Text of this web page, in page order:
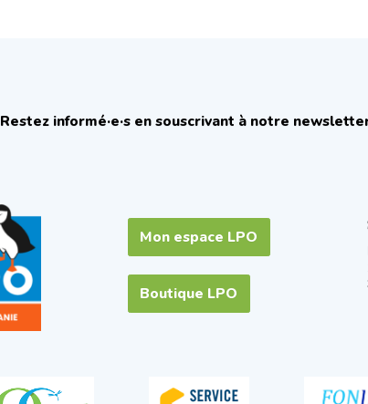
Restez informé·e·s en souscrivant à notre
Mon espace LPO
Boutique LPO